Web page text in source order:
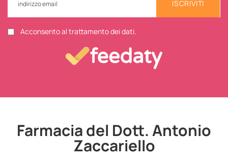
ISCRIVITI
Acconsento al trattamento dei dati.
Farmacia del Dott. Antonio
Zaccariello